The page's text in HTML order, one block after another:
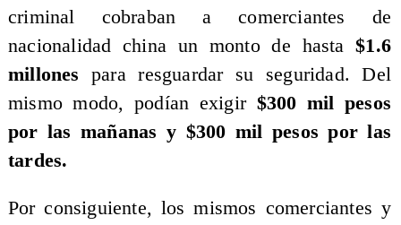
criminal cobraban a comerciantes de
nacionalidad china un monto de hasta$1.6
millones para resguardar su seguridad. Del
mismo modo, podían exigir $300 mil pesos
por las mañanas y $300 mil pesos por las
tardes.
Por consiguiente, los mismos comerciantes y